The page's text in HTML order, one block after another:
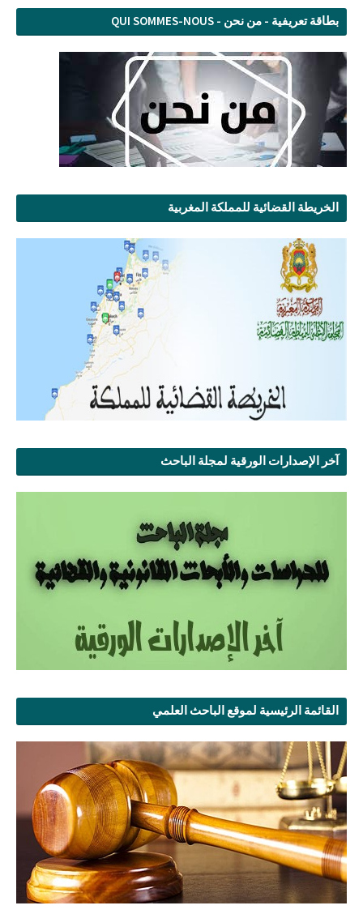
بطاقة تعريفية - من نحن - QUI SOMMES-NOUS
الخريطة القضائية للمملكة المغربية
آخر الإصدارات الورقية لمجلة الباحث
القائمة الرئيسية لموقع الباحث العلمي